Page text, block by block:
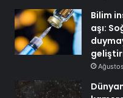
Bilim
aşı: